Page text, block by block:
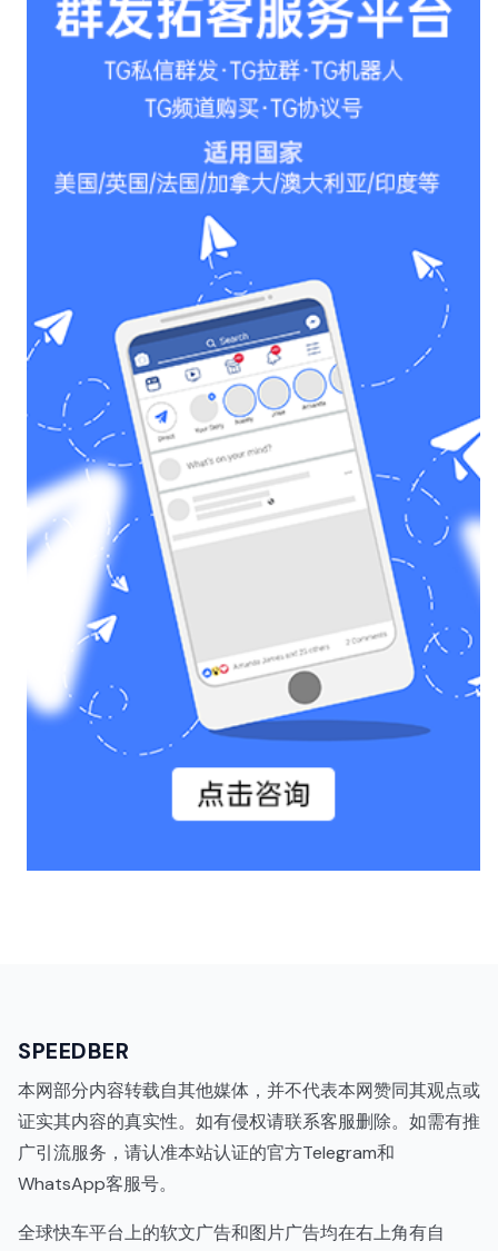
SPEEDBER
本网部分内容转载自其他媒体，并不代表本网赞同其观点或
证实其内容的真实性。如有侵权请联系客服删除。如需有推
广引流服务，请认准本站认证的官方Telegram和
WhatsApp客服号。
全球快车平台上的软文广告和图片广告均在右上角有自